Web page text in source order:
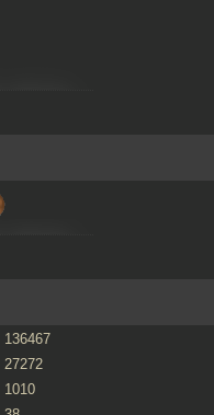
136467
27272
1010